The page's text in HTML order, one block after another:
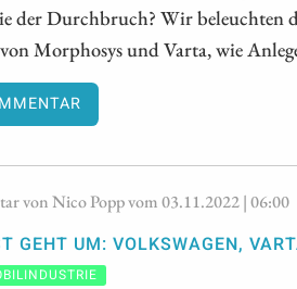
der Durchbruch? Wir beleuchten
Morphosys und Varta, wie
von Nico Popp vom 03.11.2022 | 06:00
GEHT UM: VOLKSWAGEN,